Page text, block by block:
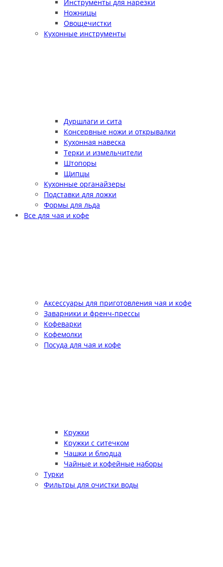
Инструменты для нарезки
Ножницы
Овощечистки
Кухонные инструменты
Дуршлаги и сита
Консервные ножи и открывалки
Кухонная навеска
Терки и измельчители
Штопоры
Щипцы
Кухонные органайзеры
Подставки для ложки
Формы для льда
Все для чая и кофе
Аксессуары для приготовления чая и кофе
Заварники и френч-прессы
Кофеварки
Кофемолки
Посуда для чая и кофе
Кружки
Кружки с ситечком
Чашки и блюдца
Чайные и кофейные наборы
Турки
Фильтры для очистки воды